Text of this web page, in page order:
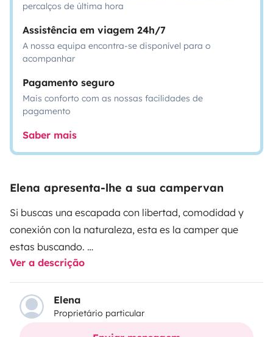
percalços de última hora
Assistência em viagem 24h/7
A nossa equipa encontra-se disponível para o
acompanhar
Pagamento seguro
Mais conforto com as nossas facilidades de
pagamento
Saber mais
Elena apresenta-lhe a sua campervan
Si buscas una escapada con libertad, comodidad y
conexión con la naturaleza, esta es la camper que
estas buscando.
Mi propósito es que solo te tengas que preocupar de
escojer la ruta que mas te haga vibrar, la que más te
emocione, crear esos recuerdos inolvidables y de tener
una experiéncia única.
Me gusta ofrecer un trato cercano y personal,
Ver a descrição
Elena
Proprietário particular